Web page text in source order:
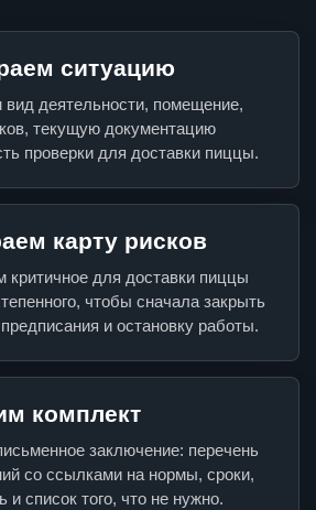
ситуацию
вид деятельности, помещение,
текущую документацию
проверки для доставки пиццы.
карту рисков
критичное для доставки пиццы
чтобы сначала закрыть
и остановку работы.
комплект
заключение: перечень
со ссылками на нормы, сроки,
и список того, что не нужно.